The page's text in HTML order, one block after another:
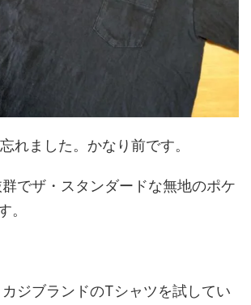
れました。かなり前です。
でザ・スタンダードな無地のポケ
。
ジブランドのTシャツを試してい